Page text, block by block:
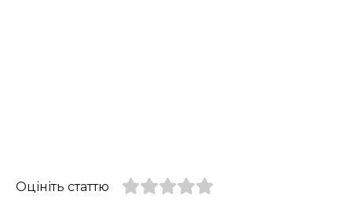
Оцініть статтю